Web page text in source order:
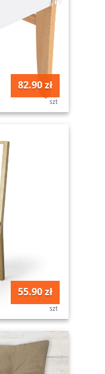
82.90 zł
szt
55.90 zł
szt